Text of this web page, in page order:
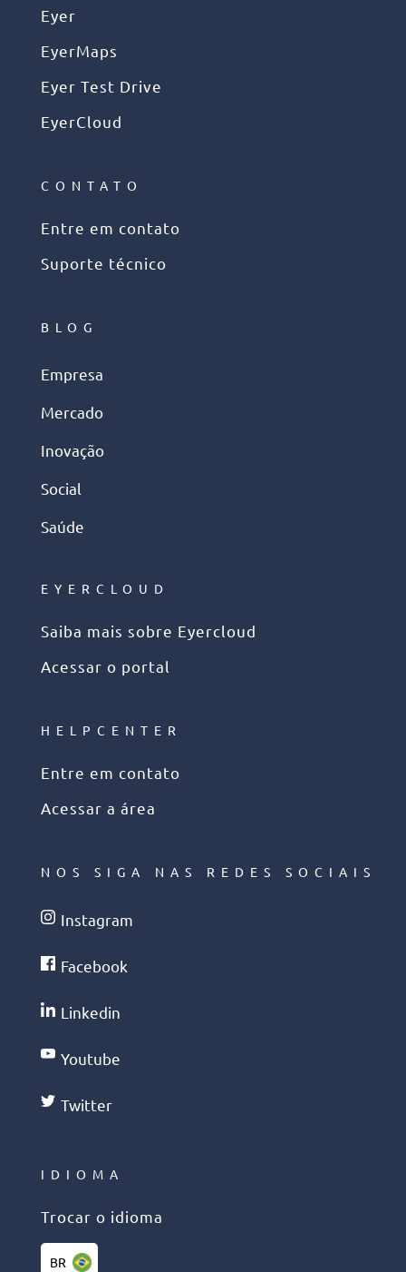
Eyer
EyerMaps
Eyer Test Drive
EyerCloud
CONTATO
Entre em contato
Suporte técnico
BLOG
Empresa
Mercado
Inovação
Social
Saúde
EYERCLOUD
Saiba mais sobre Eyercloud
Acessar o portal
HELPCENTER
Entre em contato
Acessar a área
NOS SIGA NAS REDES SOCIAIS
Instagram
Facebook
Linkedin
Youtube
Twitter
IDIOMA
Trocar o idioma
BR